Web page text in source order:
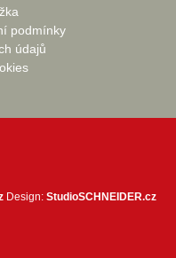
podmínky
údajů
Design: StudioSCHNEIDER.cz